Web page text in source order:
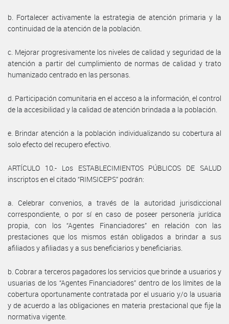
b. Fortalecer activamente la estrategia de atención primaria y la
continuidad de la atención de la población.
c. Mejorar progresivamente los niveles de calidad y seguridad de la
atención a partir del cumplimiento de normas de calidad y trato
humanizado centrado en las personas.
d. Participación comunitaria en el acceso a la información, el control
de la accesibilidad y la calidad de atención brindada a la población.
e. Brindar atención a la población individualizando su cobertura al
solo efecto del recupero efectivo.
ARTÍCULO 10.- Los ESTABLECIMIENTOS PÚBLICOS DE SALUD
inscriptos en el citado “RIMSICEPS” podrán:
a. Celebrar convenios, a través de la autoridad jurisdiccional
correspondiente, o por sí en caso de poseer personería jurídica
propia, con los “Agentes Financiadores” en relación con las
prestaciones que los mismos están obligados a brindar a sus
afiliados y afiliadas y a sus beneficiarios y beneficiarias.
b. Cobrar a terceros pagadores los servicios que brinde a usuarios y
usuarias de los “Agentes Financiadores” dentro de los límites de la
cobertura oportunamente contratada por el usuario y/o la usuaria
y de acuerdo a las obligaciones en materia prestacional que fije la
normativa vigente.